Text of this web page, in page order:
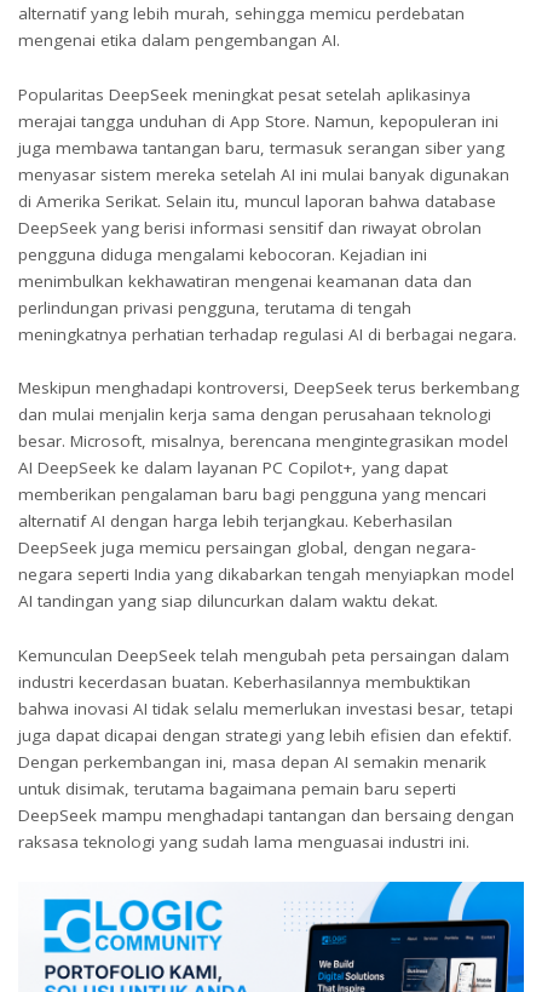
alternatif yang lebih murah, sehingga memicu perdebatan
mengenai etika dalam pengembangan AI.
Popularitas DeepSeek meningkat pesat setelah aplikasinya
merajai tangga unduhan di App Store. Namun, kepopuleran ini
juga membawa tantangan baru, termasuk serangan siber yang
menyasar sistem mereka setelah AI ini mulai banyak digunakan
di Amerika Serikat. Selain itu, muncul laporan bahwa database
DeepSeek yang berisi informasi sensitif dan riwayat obrolan
pengguna diduga mengalami kebocoran. Kejadian ini
menimbulkan kekhawatiran mengenai keamanan data dan
perlindungan privasi pengguna, terutama di tengah
meningkatnya perhatian terhadap regulasi AI di berbagai negara.
Meskipun menghadapi kontroversi, DeepSeek terus berkembang
dan mulai menjalin kerja sama dengan perusahaan teknologi
besar. Microsoft, misalnya, berencana mengintegrasikan model
AI DeepSeek ke dalam layanan PC Copilot+, yang dapat
memberikan pengalaman baru bagi pengguna yang mencari
alternatif AI dengan harga lebih terjangkau. Keberhasilan
DeepSeek juga memicu persaingan global, dengan negara-
negara seperti India yang dikabarkan tengah menyiapkan model
AI tandingan yang siap diluncurkan dalam waktu dekat.
Kemunculan DeepSeek telah mengubah peta persaingan dalam
industri kecerdasan buatan. Keberhasilannya membuktikan
bahwa inovasi AI tidak selalu memerlukan investasi besar, tetapi
juga dapat dicapai dengan strategi yang lebih efisien dan efektif.
Dengan perkembangan ini, masa depan AI semakin menarik
untuk disimak, terutama bagaimana pemain baru seperti
DeepSeek mampu menghadapi tantangan dan bersaing dengan
raksasa teknologi yang sudah lama menguasai industri ini.